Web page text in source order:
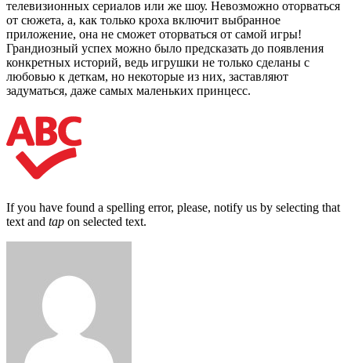
телевизионных сериалов или же шоу. Невозможно оторваться
от сюжета, а, как только кроха включит выбранное
приложение, она не сможет оторваться от самой игры!
Грандиозный успех можно было предсказать до появления
конкретных историй, ведь игрушки не только сделаны с
любовью к деткам, но некоторые из них, заставляют
задуматься, даже самых маленьких принцесс.
If you have found a spelling error, please, notify us by selecting that
text and tap on selected text.